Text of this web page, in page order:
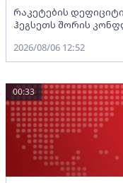
რაკეტების
ჰეგსეთს შორის
2026/08/06 12:52
00:33